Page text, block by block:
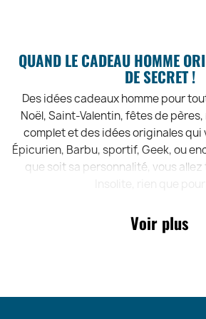
QUAND LE CADEAU HOMME
DE SECRET !
Des idées cadeaux homme pour
Noël, Saint-Valentin, fêtes de
complet et des idées originales qui
Épicurien, Barbu, sportif, Geek, ou
que soit sa personnalité, vous
LA BONNE IDÉE CADEAU
LETTRES : OSER !
Voir plus